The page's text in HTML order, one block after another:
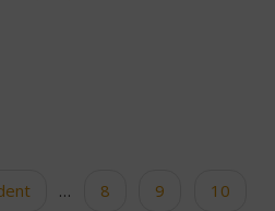
… 8 9
10